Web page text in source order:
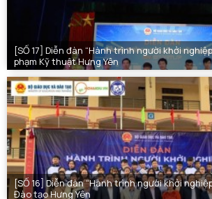
[SỐ 17] Diễn đàn “Hành trình người khởi
phạm Kỹ thuật Hưng Yên
[SỐ 16] Diễn đàn “Hành trình người khởi
Đào tạo Hưng Yên